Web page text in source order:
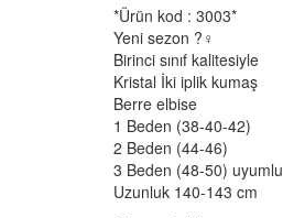
*Ürün kod : 3003*
Yeni sezon ?‍♀️
Birinci sınıf kalitesiyle
Kristal İki iplik kumaş
Berre elbise
1 Beden (38-40-42)
2 Beden (44-46)
3 Beden (48-50) uyumlu
Uzunluk 140-143 cm